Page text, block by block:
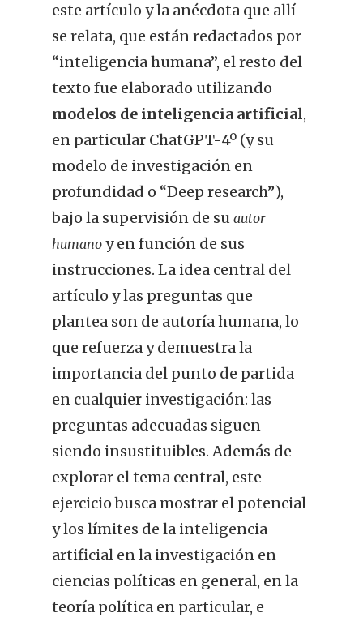
este artículo y la anécdota que allí
se relata, que están redactados por
“inteligencia humana”, el resto del
texto fue elaborado utilizando
modelos de inteligencia artificial,
en particular ChatGPT-4º (y su
modelo de investigación en
profundidad o “Deep research”),
bajo la supervisión de su autor
humano y en función de sus
instrucciones. La idea central del
artículo y las preguntas que
plantea son de autoría humana, lo
que refuerza y demuestra la
importancia del punto de partida
en cualquier investigación: las
preguntas adecuadas siguen
siendo insustituibles. Además de
explorar el tema central, este
ejercicio busca mostrar el potencial
y los límites de la inteligencia
artificial en la investigación en
ciencias políticas en general, en la
teoría política en particular, e